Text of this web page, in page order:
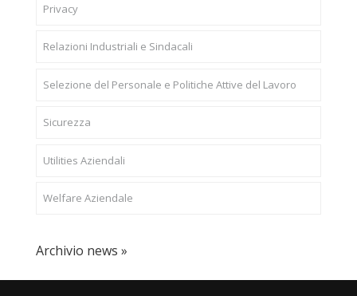
Privacy
Relazioni Industriali e Sindacali
Selezione del Personale e Politiche Attive del Lavoro
Sicurezza
Utilities Aziendali
Welfare Aziendale
Archivio news »